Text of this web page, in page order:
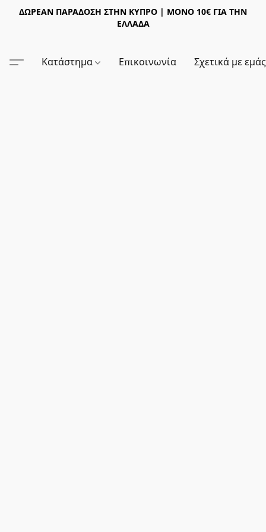
ΔΩΡΕΑΝ ΠΑΡΑΔΟΣΗ ΣΤΗΝ ΚΥΠΡΟ | ΜΟΝΟ 10€ ΓΙΑ ΤΗΝ
ΕΛΛΑΔΑ
Κατάστημα Επικοινωνία Σχετικά με εμάς